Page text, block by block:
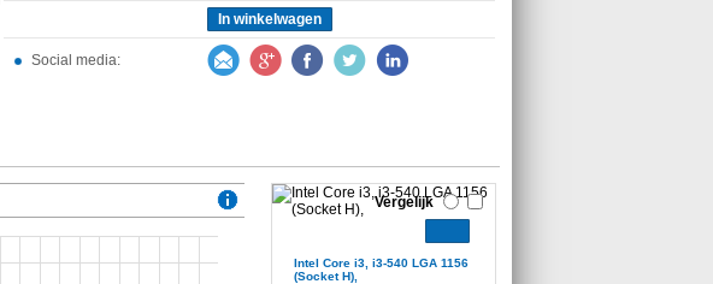
In winkelwagen
Social media:
Intel Core i3, i3-540 LGA 1156
(Socket H),
Vergelijk